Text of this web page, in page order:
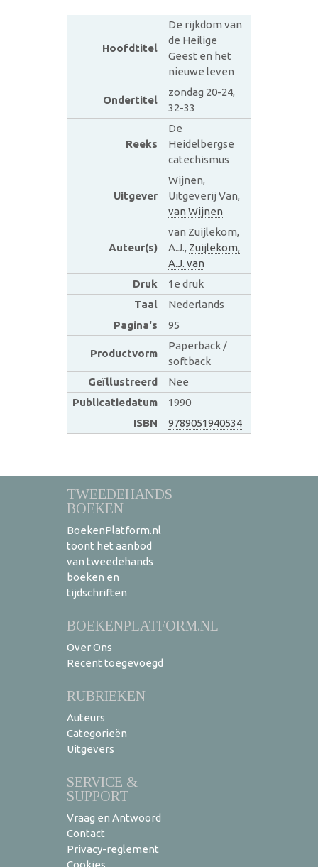
Hoofdtitel
De rijkdom van
de Heilige
Geest en het
nieuwe leven
Ondertitel
zondag 20-24,
32-33
Reeks
De
Heidelbergse
catechismus
Uitgever
Wijnen,
Uitgeverij Van,
van Wijnen
Auteur(s)
van Zuijlekom,
A.J., Zuijlekom,
A.J. van
Druk
1e druk
Taal
Nederlands
Pagina's
95
Productvorm
Paperback /
softback
Geïllustreerd
Nee
Publicatiedatum
1990
ISBN
9789051940534
TWEEDEHANDS
BOEKEN
BoekenPlatform.nl
toont het aanbod
van tweedehands
boeken en
tijdschriften
BOEKENPLATFORM.NL
Over Ons
Recent toegevoegd
RUBRIEKEN
Auteurs
Categorieën
Uitgevers
SERVICE &
SUPPORT
Vraag en Antwoord
Contact
Privacy-reglement
Cookies